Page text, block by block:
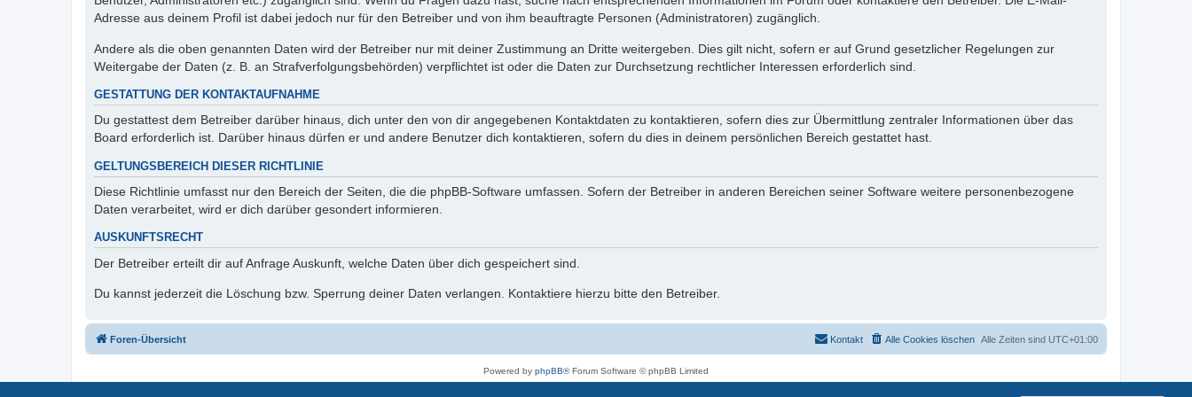
Adresse aus deinem Profil ist dabei jedoch nur für den Betreiber und von ihm beauftragte Personen (Administratoren) zugänglich.
Andere als die oben genannten Daten wird der Betreiber nur mit deiner Zustimmung an Dritte weitergeben. Dies gilt nicht, sofern er auf Grund gesetzlicher Regelungen zur
Weitergabe der Daten (z. B. an Strafverfolgungsbehörden) verpflichtet ist oder die Daten zur Durchsetzung rechtlicher Interessen erforderlich sind.
GESTATTUNG DER KONTAKTAUFNAHME
Du gestattest dem Betreiber darüber hinaus, dich unter den von dir angegebenen Kontaktdaten zu kontaktieren, sofern dies zur Übermittlung zentraler Informationen über das
Board erforderlich ist. Darüber hinaus dürfen er und andere Benutzer dich kontaktieren, sofern du dies in deinem persönlichen Bereich gestattet hast.
GELTUNGSBEREICH DIESER RICHTLINIE
Diese Richtlinie umfasst nur den Bereich der Seiten, die die phpBB-Software umfassen. Sofern der Betreiber in anderen Bereichen seiner Software weitere personenbezogene
Daten verarbeitet, wird er dich darüber gesondert informieren.
AUSKUNFTSRECHT
Der Betreiber erteilt dir auf Anfrage Auskunft, welche Daten über dich gespeichert sind.
Du kannst jederzeit die Löschung bzw. Sperrung deiner Daten verlangen. Kontaktiere hierzu bitte den Betreiber.
Foren-Übersicht Alle Zeiten sind UTC+01:00
Alle Cookies löschen
Kontakt
Powered by phpBB® Forum Software © phpBB Limited